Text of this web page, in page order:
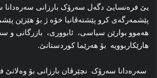
یێ فرەنسایێ دگەل سەرۆک بارزانی سەرەدانا
پێشمەرگەی کرو پێشتەڤانیا خۆە ژ بۆ هێزێن
هەموو بوارێن سیاسی، ئابووری، بازرگانی و
هارێکاربوویە بۆ هەرێما کوردستانێ.
سەرەدانا سەرۆک نچێرڤان بارزانی بۆ وەلاتێ